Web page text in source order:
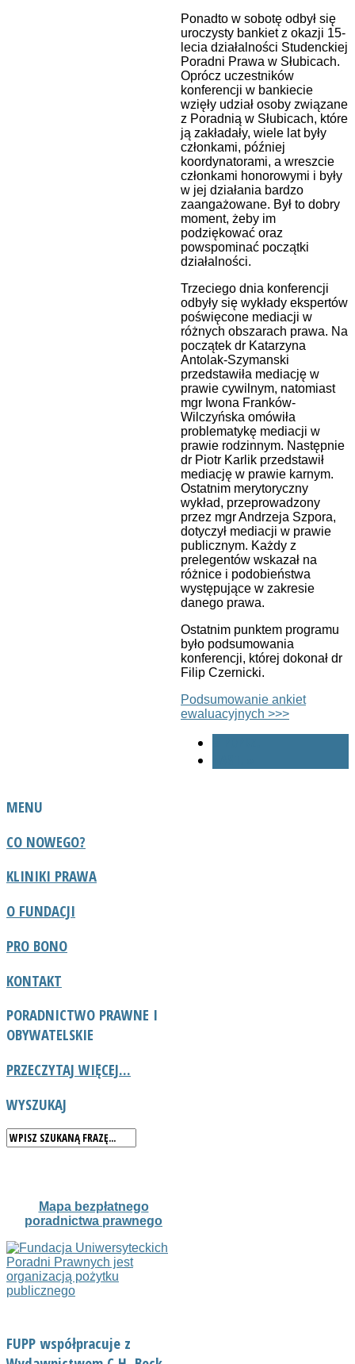
Ponadto w sobotę odbył się
uroczysty bankiet z okazji 15-
lecia działalności Studenckiej
Poradni Prawa w Słubicach.
Oprócz uczestników
konferencji w bankiecie
wzięły udział osoby związane
z Poradnią w Słubicach, które
ją zakładały, wiele lat były
członkami, później
koordynatorami, a wreszcie
członkami honorowymi i były
w jej działania bardzo
zaangażowane. Był to dobry
moment, żeby im
podziękować oraz
powspominać początki
działalności.
Trzeciego dnia konferencji
odbyły się wykłady ekspertów
poświęcone mediacji w
różnych obszarach prawa. Na
początek dr Katarzyna
Antolak-Szymanski
przedstawiła mediację w
prawie cywilnym, natomiast
mgr Iwona Franków-
Wilczyńska omówiła
problematykę mediacji w
prawie rodzinnym. Następnie
dr Piotr Karlik przedstawił
mediację w prawie karnym.
Ostatnim merytoryczny
wykład, przeprowadzony
przez mgr Andrzeja Szpora,
dotyczył mediacji w prawie
publicznym. Każdy z
prelegentów wskazał na
różnice i podobieństwa
występujące w zakresie
danego prawa.
Ostatnim punktem programu
było podsumowania
konferencji, której dokonał dr
Filip Czernicki.
Podsumowanie ankiet
ewaluacyjnych >>>
MENU
CO NOWEGO?
KLINIKI PRAWA
O FUNDACJI
PRO BONO
KONTAKT
PORADNICTWO PRAWNE I
OBYWATELSKIE
PRZECZYTAJ WIĘCEJ...
WYSZUKAJ
Mapa bezpłatnego
poradnictwa prawnego
FUPP współpracuje z